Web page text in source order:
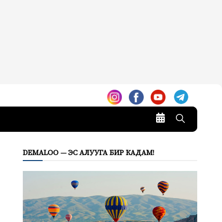
DEMALOO — ЭС АЛУУГА БИР КАДАМ!